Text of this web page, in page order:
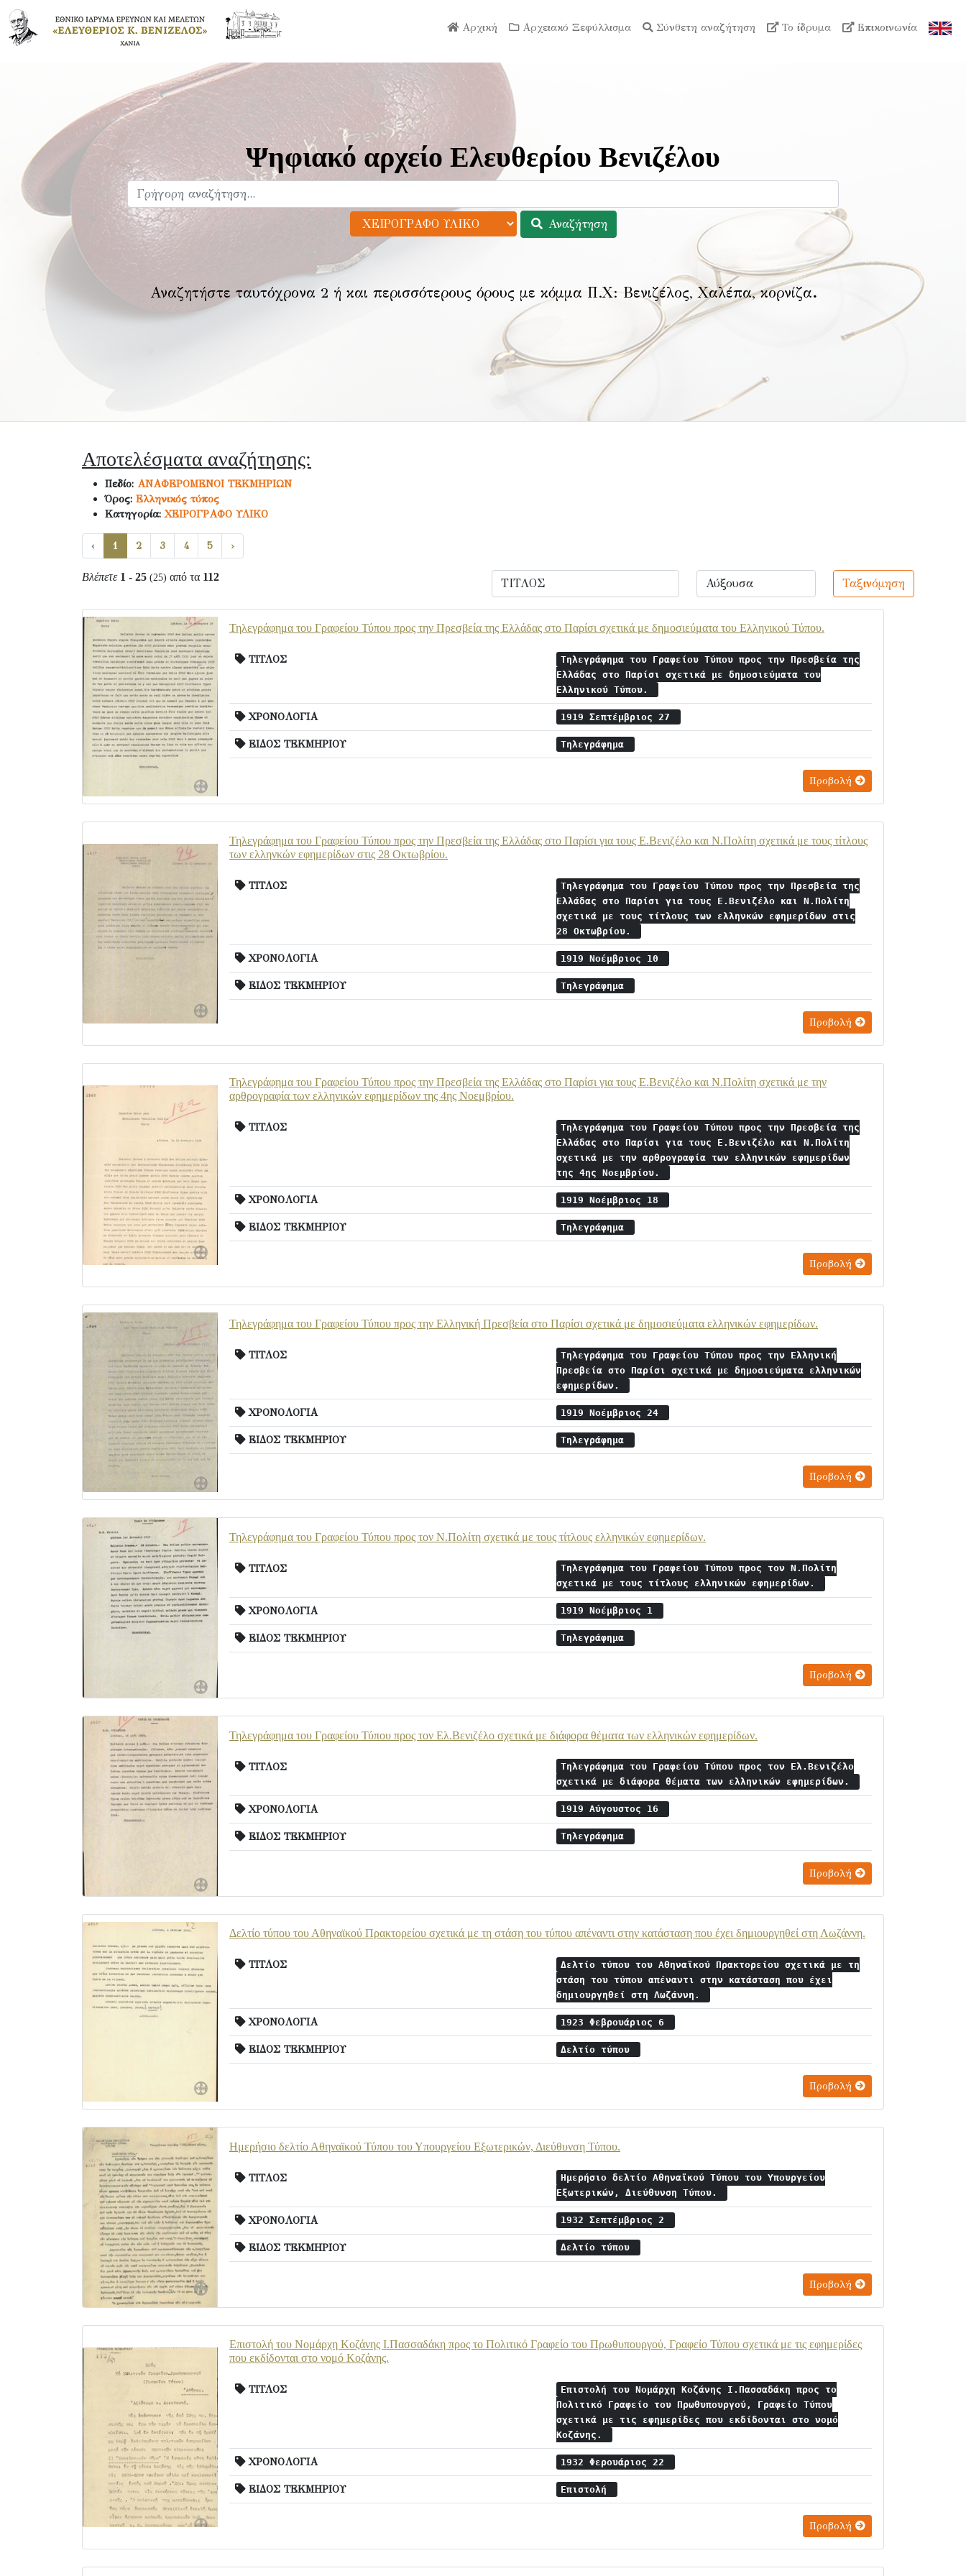
Αρχική Αρχειακό Ξεφύλλισμα Σύνθετη αναζήτηση Το ίδρυμα Επικοινωνία
Ψηφιακό αρχείο Ελευθερίου Βενιζέλου
Αναζήτηση
Αναζητήστε ταυτόχρονα 2 ή και περισσότερους όρους με κόμμα Π.Χ: Βενιζέλος, Χαλέπα, κορνίζα.
Αποτελέσματα αναζήτησης:
Πεδίο: ΑΝΑΦΕΡΟΜΕΝΟΙ ΤΕΚΜΗΡΙΩΝ
Όρος: Ελληνικός τύπος
Κατηγορία:ΧΕΙΡΟΓΡΑΦΟ ΥΛΙΚΟ
‹ 1 2 3 4 5 ›
Βλέπετε 1 - 25 (25) από τα 112 Ταξινόμηση
Τηλεγράφημα του Γραφείου Τύπου προς την Πρεσβεία της Ελλάδας στο Παρίσι σχετικά με δημοσιεύματα του Ελληνικού Τύπου.
ΤΙΤΛΟΣ
Τηλεγράφημα του Γραφείου Τύπου προς την Πρεσβεία της
Ελλάδας στο Παρίσι σχετικά με δημοσιεύματα του
Ελληνικού Τύπου.
ΧΡΟΝΟΛΟΓΙΑ 1919 Σεπτέμβριος 27
ΕΙΔΟΣ ΤΕΚΜΗΡΙΟΥ Τηλεγράφημα
Προβολή
Τηλεγράφημα του Γραφείου Τύπου προς την Πρεσβεία της Ελλάδας στο Παρίσι για τους Ε.Βενιζέλο και Ν.Πολίτη σχετικά με τους τίτλους
των ελληνκών εφημερίδων στις 28 Οκτωβρίου.
ΤΙΤΛΟΣ
Τηλεγράφημα του Γραφείου Τύπου προς την Πρεσβεία της
Ελλάδας στο Παρίσι για τους Ε.Βενιζέλο και Ν.Πολίτη
σχετικά με τους τίτλους των ελληνκών εφημερίδων στις
28 Οκτωβρίου.
ΧΡΟΝΟΛΟΓΙΑ 1919 Νοέμβριος 10
ΕΙΔΟΣ ΤΕΚΜΗΡΙΟΥ Τηλεγράφημα
Προβολή
Τηλεγράφημα του Γραφείου Τύπου προς την Πρεσβεία της Ελλάδας στο Παρίσι για τους Ε.Βενιζέλο και Ν.Πολίτη σχετικά με την
αρθρογραφία των ελληνικών εφημερίδων της 4ης Νοεμβρίου.
ΤΙΤΛΟΣ
Τηλεγράφημα του Γραφείου Τύπου προς την Πρεσβεία της
Ελλάδας στο Παρίσι για τους Ε.Βενιζέλο και Ν.Πολίτη
σχετικά με την αρθρογραφία των ελληνικών εφημερίδων
της 4ης Νοεμβρίου.
ΧΡΟΝΟΛΟΓΙΑ 1919 Νοέμβριος 18
ΕΙΔΟΣ ΤΕΚΜΗΡΙΟΥ Τηλεγράφημα
Προβολή
Τηλεγράφημα του Γραφείου Τύπου προς την Ελληνική Πρεσβεία στο Παρίσι σχετικά με δημοσιεύματα ελληνικών εφημερίδων.
ΤΙΤΛΟΣ
Τηλεγράφημα του Γραφείου Τύπου προς την Ελληνική
Πρεσβεία στο Παρίσι σχετικά με δημοσιεύματα ελληνικών
εφημερίδων.
ΧΡΟΝΟΛΟΓΙΑ 1919 Νοέμβριος 24
ΕΙΔΟΣ ΤΕΚΜΗΡΙΟΥ Τηλεγράφημα
Προβολή
Τηλεγράφημα του Γραφείου Τύπου προς τον Ν.Πολίτη σχετικά με τους τίτλους ελληνικών εφημερίδων.
ΤΙΤΛΟΣ
Τηλεγράφημα του Γραφείου Τύπου προς τον Ν.Πολίτη
σχετικά με τους τίτλους ελληνικών εφημερίδων.
ΧΡΟΝΟΛΟΓΙΑ 1919 Νοέμβριος 1
ΕΙΔΟΣ ΤΕΚΜΗΡΙΟΥ Τηλεγράφημα
Προβολή
Τηλεγράφημα του Γραφείου Τύπου προς τον Ελ.Βενιζέλο σχετικά με διάφορα θέματα των ελληνικών εφημερίδων.
ΤΙΤΛΟΣ
Τηλεγράφημα του Γραφείου Τύπου προς τον Ελ.Βενιζέλο
σχετικά με διάφορα θέματα των ελληνικών εφημερίδων.
ΧΡΟΝΟΛΟΓΙΑ 1919 Αύγουστος 16
ΕΙΔΟΣ ΤΕΚΜΗΡΙΟΥ Τηλεγράφημα
Προβολή
Δελτίο τύπου του Αθηναϊκού Πρακτορείου σχετικά με τη στάση του τύπου απέναντι στην κατάσταση που έχει δημιουργηθεί στη Λωζάννη.
ΤΙΤΛΟΣ
Δελτίο τύπου του Αθηναϊκού Πρακτορείου σχετικά με τη
στάση του τύπου απέναντι στην κατάσταση που έχει
δημιουργηθεί στη Λωζάννη.
ΧΡΟΝΟΛΟΓΙΑ 1923 Φεβρουάριος 6
ΕΙΔΟΣ ΤΕΚΜΗΡΙΟΥ Δελτίο τύπου
Προβολή
Ημερήσιο δελτίο Αθηναϊκού Τύπου του Υπουργείου Εξωτερικών, Διεύθυνση Τύπου.
ΤΙΤΛΟΣ
Ημερήσιο δελτίο Αθηναϊκού Τύπου του Υπουργείου
Εξωτερικών, Διεύθυνση Τύπου.
ΧΡΟΝΟΛΟΓΙΑ 1932 Σεπτέμβριος 2
ΕΙΔΟΣ ΤΕΚΜΗΡΙΟΥ Δελτίο τύπου
Προβολή
Επιστολή του Νομάρχη Κοζάνης Ι.Πασσαδάκη προς το Πολιτικό Γραφείο του Πρωθυπουργού, Γραφείο Τύπου σχετικά με τις εφημερίδες
που εκδίδονται στο νομό Κοζάνης.
ΤΙΤΛΟΣ
Επιστολή του Νομάρχη Κοζάνης Ι.Πασσαδάκη προς το
Πολιτικό Γραφείο του Πρωθυπουργού, Γραφείο Τύπου
σχετικά με τις εφημερίδες που εκδίδονται στο νομό
Κοζάνης.
ΧΡΟΝΟΛΟΓΙΑ 1932 Φερουάριος 22
ΕΙΔΟΣ ΤΕΚΜΗΡΙΟΥ Επιστολή
Προβολή